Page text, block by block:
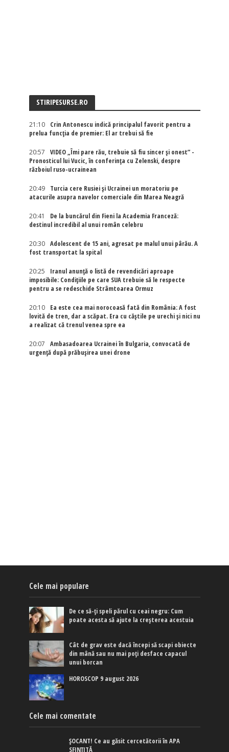
STIRIPESURSE.RO
21:10
Crin Antonescu indică principalul favorit pentru a
prelua funcția de premier: El ar trebui să fie
20:57
VIDEO „Îmi pare rău, trebuie să fiu sincer și onest” -
Pronosticul lui Vucic, în conferința cu Zelenski, despre
războiul ruso-ucrainean
20:49
Turcia cere Rusiei și Ucrainei un moratoriu pe
atacurile asupra navelor comerciale din Marea Neagră
20:41
De la buncărul din Fieni la Academia Franceză:
destinul incredibil al unui român celebru
20:30
Adolescent de 15 ani, agresat pe malul unui pârău. A
fost transportat la spital
20:25
Iranul anunță o listă de revendicări aproape
imposibile: Condițiile pe care SUA trebuie să le respecte
pentru a se redeschide Strâmtoarea Ormuz
20:10
Ea este cea mai norocoasă fată din România: A fost
lovită de tren, dar a scăpat. Era cu căștile pe urechi și nici nu
a realizat că trenul venea spre ea
20:07
Ambasadoarea Ucrainei în Bulgaria, convocată de
urgență după prăbușirea unei drone
Cele mai populare
De ce să-ți speli părul cu ceai negru: Cum
poate acesta să ajute la creșterea acestuia
Cât de grav este dacă începi să scapi obiecte
din mână sau nu mai poți desface capacul
unui borcan
HOROSCOP 9 august 2026
Cele mai comentate
ȘOCANT! Ce au găsit cercetătorii în APA
SFINȚITĂ